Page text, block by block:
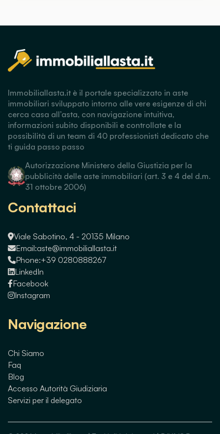
Immobiliallasta.it è il portale specializzato in aste
immobiliari sviluppato intorno alle vere esigenze di chi
cerca casa all’asta, con navigazione intuitiva,
informazioni subito disponibili e controllate e la
possibilità di un team di 40 professionisti dedicato che
ti guida passo passo
Autorizzazione Ministero della Giustizia per la
pubblicità delle aste immobiliari (art. 3 e 4 del d.m.
31 ottobre 2006)
Contattaci
Viale Sabotino, 4 - 20135 Milano
Email:aste@immobiliallasta.it
Phone:+39 0280888267
LinkedIn
Facebook
Instagram
Navigazione
Chi Siamo
Faq
Blog
Accesso Autorità Giudiziaria
Servizi per il delegato